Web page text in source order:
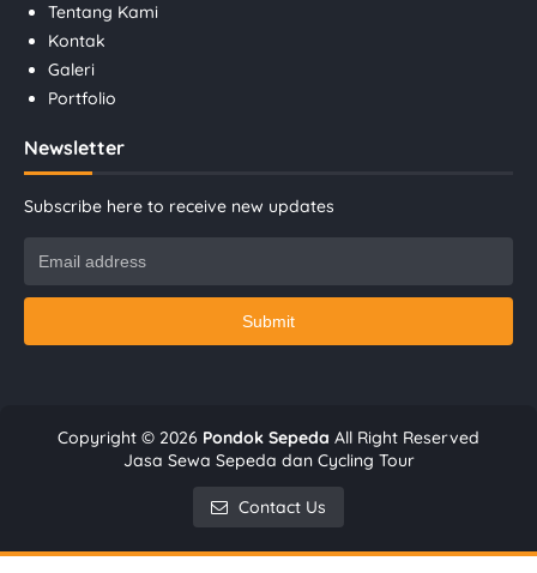
Tentang Kami
Kontak
Galeri
Portfolio
Newsletter
Subscribe here to receive new updates
Copyright © 2026 Pondok Sepeda All Right Reserved
Jasa Sewa Sepeda dan Cycling Tour
Contact Us